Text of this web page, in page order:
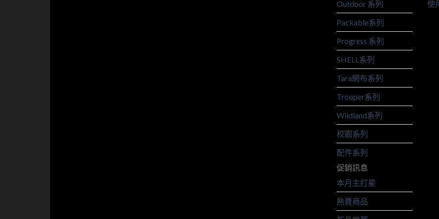
Outdoor 系列
Packable系列
Progress 系列
SHELL系列
Tara網布系列
Trooper系列
Wildland系列
校園系列
配件系列
促銷訊息
本月主打星
熱賣商品
使